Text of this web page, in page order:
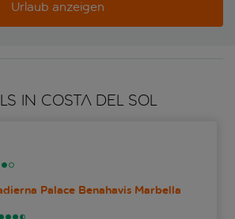
Urlaub anzeigen
IN COSTA DEL SOL
Palace Benahavis Marbella